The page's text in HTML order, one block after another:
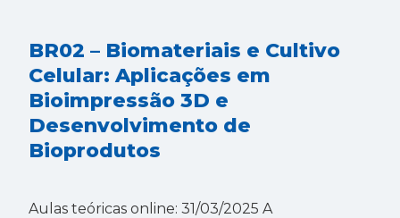
BR02 – Biomateriais e Cultivo
Celular: Aplicações em
Bioimpressão 3D e
Desenvolvimento de
Bioprodutos
Aulas teóricas online: 31/03/2025 A